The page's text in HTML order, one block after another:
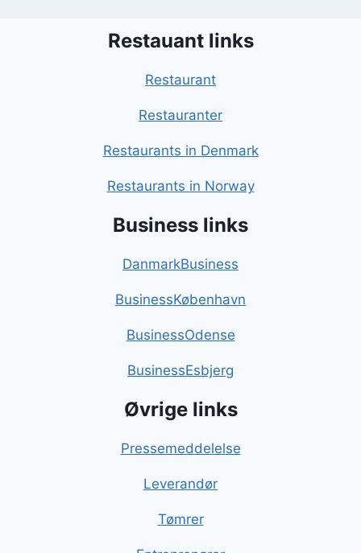
Restauant links
Restaurant
Restauranter
Restaurants in Denmark
Restaurants in Norway
Business links
DanmarkBusiness
BusinessKøbenhavn
BusinessOdense
BusinessEsbjerg
Øvrige links
Pressemeddelelse
Leverandør
Tømrer